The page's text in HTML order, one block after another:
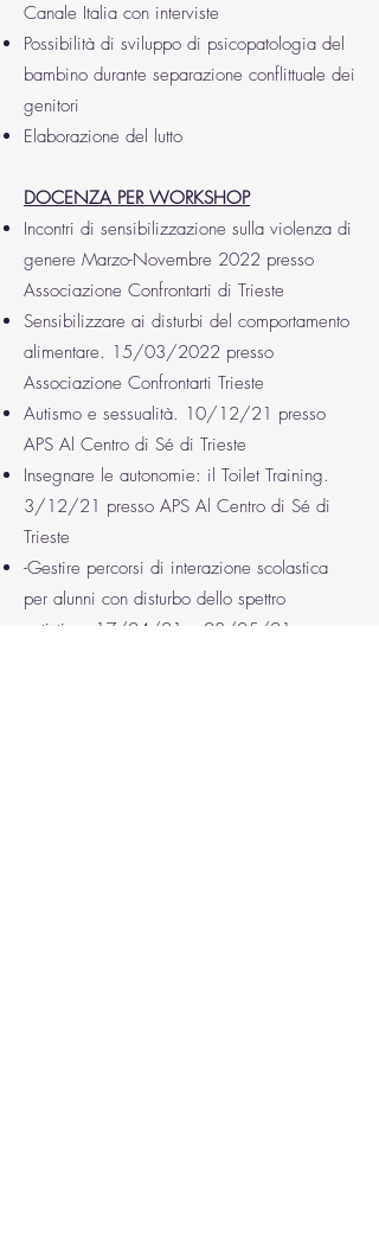
Canale Italia con interviste
Possibilità di sviluppo di psicopatologia del
bambino durante separazione conflittuale dei
genitori
Elaborazione del lutto
DOCENZA PER WORKSHOP
Incontri di sensibilizzazione sulla violenza di
genere Marzo-Novembre 2022 presso
Associazione Confrontarti di Trieste
Sensibilizzare ai disturbi del comportamento
alimentare. 15/03/2022 presso
Associazione Confrontarti Trieste
Autismo e sessualità. 10/12/21 presso
APS Al Centro di Sé di Trieste
Insegnare le autonomie: il Toilet Training.
3/12/21 presso APS Al Centro di Sé di
Trieste
-Gestire percorsi di interazione scolastica
per alunni con disturbo dello spettro
autistico. 17/04/21 e 08/05/21 presso